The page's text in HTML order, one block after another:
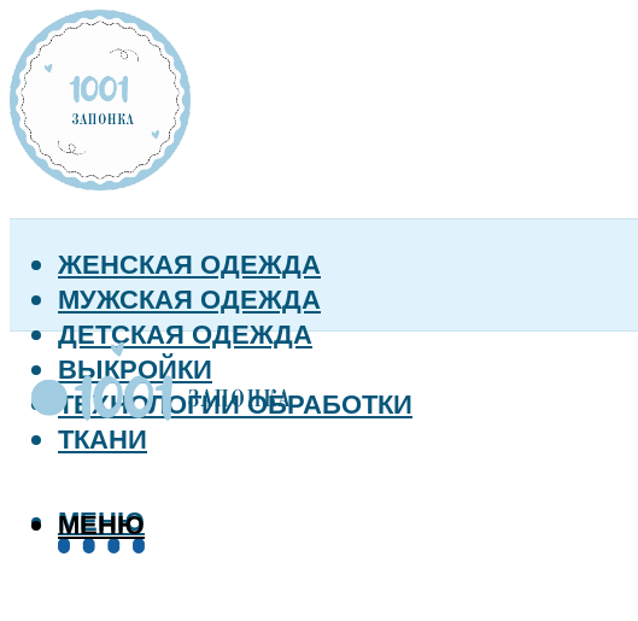
ЖЕНСКАЯ ОДЕЖДА
МУЖСКАЯ ОДЕЖДА
ДЕТСКАЯ ОДЕЖДА
ВЫКРОЙКИ
ТЕХНОЛОГИИ ОБРАБОТКИ
ТКАНИ
МЕНЮ
МЕНЮ